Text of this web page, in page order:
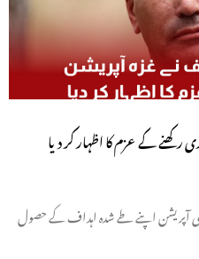
کے عزم کا اظہار کر دیا
آپریشن اپنے طے شدہ اہداف کے حصول